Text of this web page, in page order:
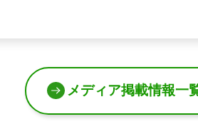
メディア掲載情報一